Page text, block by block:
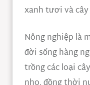
xanh tươi và cây
Nông nghiệp là
đời sống hàng
trồng các loại